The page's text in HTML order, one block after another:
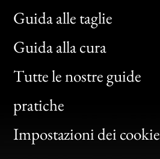
Guida alle taglie
Guida alla cura
Tutte le nostre guide
pratiche
Impostazioni dei cookie